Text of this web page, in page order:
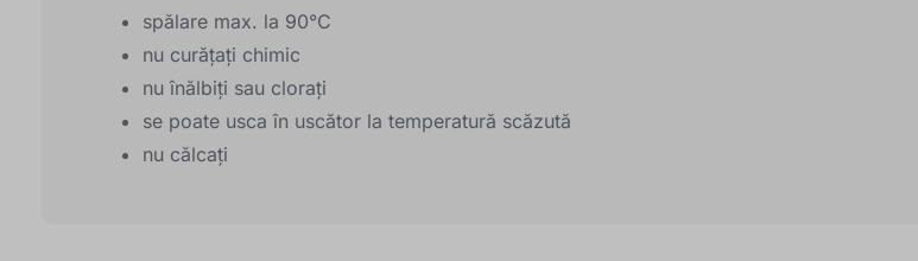
spălare max. la 90°C
nu curățați chimic
nu înălbiți sau clorați
se poate usca în uscător la temperatură scăzută
nu călcați